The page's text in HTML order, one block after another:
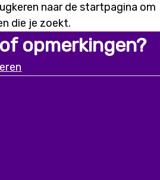
naar de startpagina om
die je zoekt.
opmerkingen?